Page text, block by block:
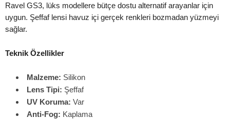
Ravel GS3, lüks modellere bütçe dostu alternatif arayanlar için
uygun. Şeffaf lensi havuz içi gerçek renkleri bozmadan yüzmeyi
sağlar.
Teknik Özellikler
Malzeme: Silikon
Lens Tipi: Şeffaf
UV Koruma: Var
Anti-Fog: Kaplama